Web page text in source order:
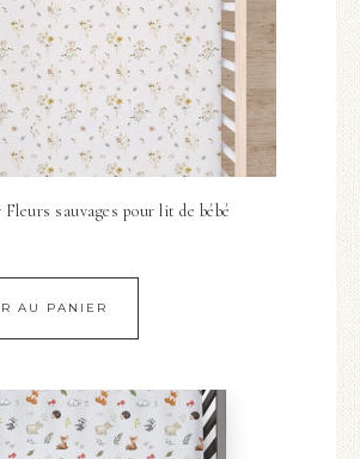
sauvages pour lit de bébé
AU PANIER